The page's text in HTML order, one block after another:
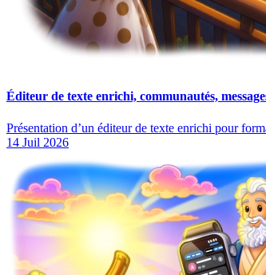
Éditeur de texte enrichi, communautés,
Présentation d’un éditeur de texte enrichi pour
14 Juil 2026